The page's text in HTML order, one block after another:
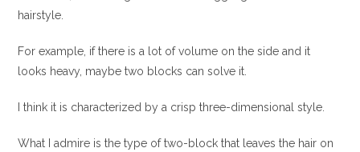
hairstyle.
For example, if there is a lot of volume on the side and it
looks heavy, maybe two blocks can solve it.
I think it is characterized by a crisp three-dimensional style.
What I admire is the type of two-block that leaves the hair on